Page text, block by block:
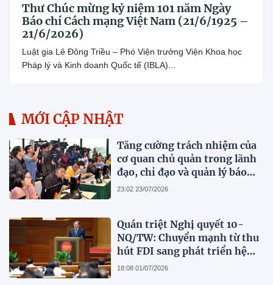
Thư Chúc mừng kỷ niệm 101 năm Ngày
Báo chí Cách mạng Việt Nam (21/6/1925 –
21/6/2026)
Luật gia Lê Đông Triều – Phó Viện trưởng Viện Khoa học
Pháp lý và Kinh doanh Quốc tế (IBLA)...
MỚI CẬP NHẬT
Tăng cường trách nhiệm của
cơ quan chủ quản trong lãnh
đạo, chỉ đạo và quản lý báo
chí
23:02 23/07/2026
Quán triệt Nghị quyết 10-
NQ/TW: Chuyển mạnh từ thu
hút FDI sang phát triển hệ
sinh thái kinh tế có vốn đầu
18:08 01/07/2026